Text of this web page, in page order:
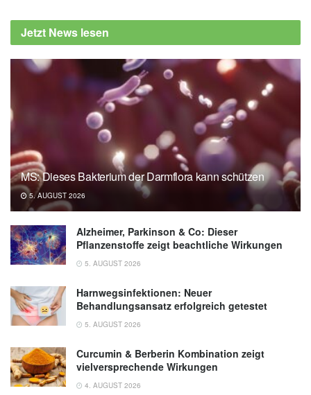
Gu, Ping Yi, Zhengdong Wang, Wanchuan
Zhuang: Nonlinear association between
U.S. adults with NAFLD: a cohort study; in:
Scandinavian Journal of Gastroenterology
(veröffentlicht 30.05.2026),tandfonline.com
Jetzt News lesen
MS: Dieses Bakterium der Darmflora kann schützen
5. AUGUST 2026
Alzheimer, Parkinson & Co: Dieser
Pflanzenstoffe zeigt beachtliche Wirkungen
5. AUGUST 2026
Harnwegsinfektionen: Neuer
Behandlungsansatz erfolgreich getestet
5. AUGUST 2026
Curcumin & Berberin Kombination zeigt
vielversprechende Wirkungen
4. AUGUST 2026